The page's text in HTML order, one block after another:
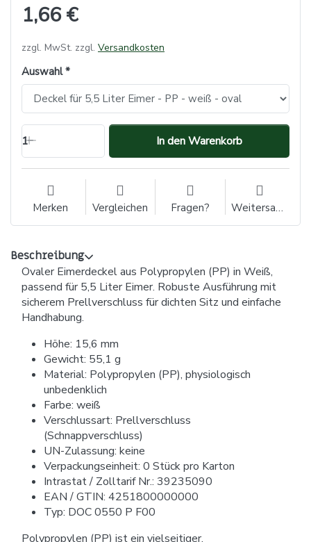
1,66 €
zzgl. MwSt. zzgl. Versandkosten
Auswahl
1 In den Warenkorb
Merken Vergleichen Fragen? Weitersagen
Beschreibung
Ovaler Eimerdeckel aus Polypropylen (PP) in Weiß,
passend für 5,5 Liter Eimer. Robuste Ausführung mit
sicherem Prellverschluss für dichten Sitz und einfache
Handhabung.
Höhe: 15,6 mm
Gewicht: 55,1 g
Material: Polypropylen (PP), physiologisch
unbedenklich
Farbe: weiß
Verschlussart: Prellverschluss
(Schnappverschluss)
UN-Zulassung: keine
Verpackungseinheit: 0 Stück pro Karton
Intrastat / Zolltarif Nr.: 39235090
EAN / GTIN: 4251800000000
Typ: DOC 0550 P F00
Polypropylen (PP) ist ein vielseitiger,